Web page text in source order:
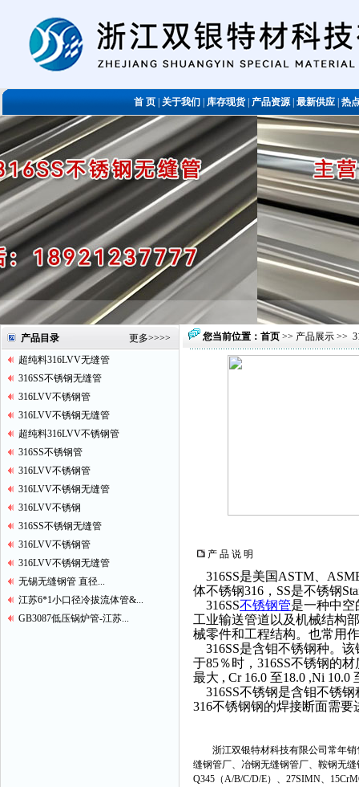
首 页关于我们库存现货|产品资源|最新供应|热
产品目录 更多>>>>
超纯料316LVV无缝管
316SS不锈钢无缝管
316LVV不锈钢管
316LVV不锈钢无缝管
超纯料316LVV不锈钢管
316SS不锈钢管
316LVV不锈钢管
316LVV不锈钢无缝管
316LVV不锈钢
316SS不锈钢无缝管
316LVV不锈钢管
316LVV不锈钢无缝管
无锡无缝钢管 直径...
江苏6*1小口径冷拔流体管&...
GB3087低压锅炉管-江苏...
您当前位置： 首页 >> 产品展示 >>
产 品 说 明
316SS是美国ASTM、
体不锈钢316，SS是不锈钢
316SS不锈钢管是一种中
工业输送管道以及机械结构
械零件和工程结构。也常用
316SS是含钼不锈钢种。该
于85％时，316SS不锈钢的
最大 , Cr 16.0 至18.0 ,Ni 10.0
316SS不锈钢是含钼不锈
316不锈钢钢的焊接断面需
浙江双银特材科技有限公司常年销
缝钢管厂、冶钢无缝钢管厂、鞍钢无
Q345（A/B/C/D/E）、27SIMN、